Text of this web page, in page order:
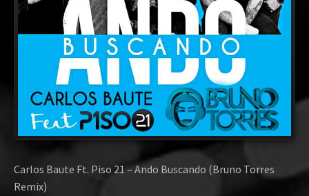
Carlos Baute Ft. Piso 21 – Ando Buscando (Bruno Torres
Remix)